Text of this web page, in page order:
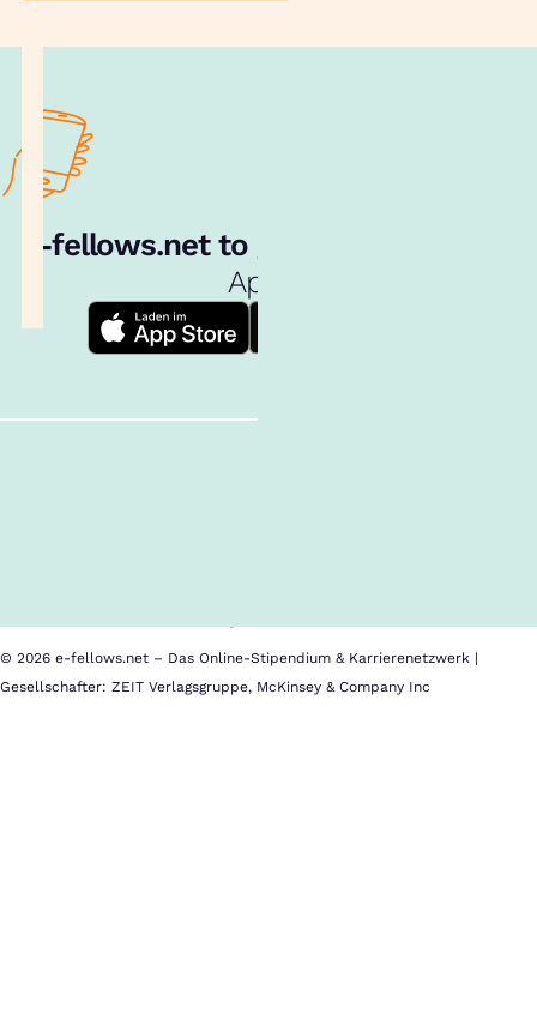
e‑fellows.net to go:
App!
© 2026 e-fellows.net – Das Online-Stipendium & Karrierenetzwerk |
Gesellschafter: ZEIT Verlagsgruppe, McKinsey & Company Inc